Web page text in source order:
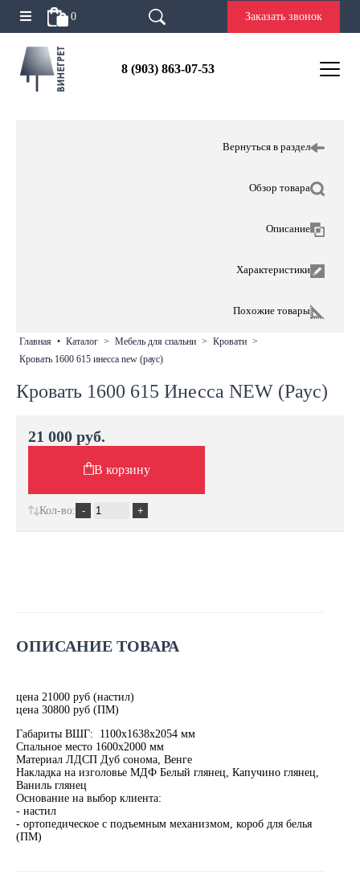
0 Заказать звонок
8 (903) 863-07-53
Вернуться в раздел
Обзор товара
Описание
Характеристики
Похожие товары
главная • каталог > мебель для спальни > кровати >
кровать 1600 615 инесса new (раус)
Кровать 1600 615 Инесса NEW (Раус)
ОПИСАНИЕ ТОВАРА
цена 21000 руб (настил)
цена 30800 руб (ПМ)
Габариты ВШГ: 1100х1638х2054 мм
Спальное место 1600х2000 мм
Материал ЛДСП Дуб сонома, Венге
Накладка на изголовье МДФ Белый глянец, Капучино глянец,
Ваниль глянец
Основание на выбор клиента:
- настил
- ортопедическое с подъемным механизмом, короб для белья
(ПМ)
21 000 руб.
В корзину
Кол-во: